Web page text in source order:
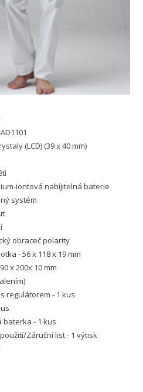
(LCD) (39 x 40 mm)
nabíjitelná baterie
obraceč polarity
56 x 118 x 19 mm
10 mm
- 1 kus
- 1 kus
list - 1 výtisk